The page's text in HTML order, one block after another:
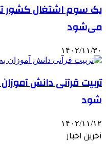
یک سوم اشتغال کشور
می‌شود
۱۴۰۲/۱۱/۳۰
تربیت قرآنی دانش
شود
۱۴۰۲/۱۱/۱۲
آخرین اخبار